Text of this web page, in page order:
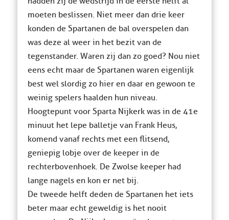
moeten beslissen. Niet meer dan drie keer
konden de Spartanen de bal overspelen dan
was deze al weer in het bezit van de
tegenstander. Waren zij dan zo goed? Nou niet
eens echt maar de Spartanen waren eigenlijk
best wel slordig zo hier en daar en gewoon te
weinig spelers haalden hun niveau.
Hoogtepunt voor Sparta Nijkerk was in de 41e
minuut het lepe balletje van Frank Heus,
komend vanaf rechts met een flitsend,
geniepig lobje over de keeper in de
rechterbovenhoek. De Zwolse keeper had
lange nagels en kon er net bij.
De tweede helft deden de Spartanen het iets
beter maar echt geweldig is het nooit